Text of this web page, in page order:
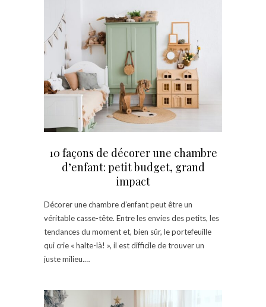
10 façons de décorer une chambre
d’enfant: petit budget, grand
impact
Décorer une chambre d’enfant peut être un
véritable casse-tête. Entre les envies des petits, les
tendances du moment et, bien sûr, le portefeuille
qui crie « halte-là! », il est difficile de trouver un
juste milieu.…